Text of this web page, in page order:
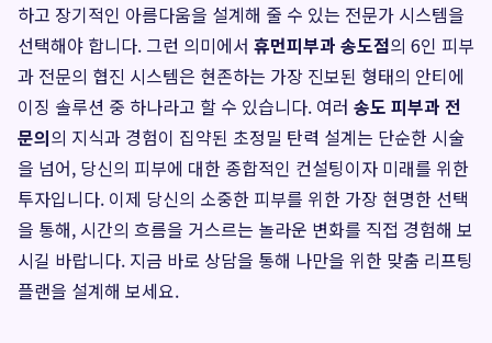
하고 장기적인 아름다움을 설계해 줄 수 있는 전문가 시스템을
선택해야 합니다. 그런 의미에서 휴먼피부과 송도점의 6인 피부
과 전문의 협진 시스템은 현존하는 가장 진보된 형태의 안티에
이징 솔루션 중 하나라고 할 수 있습니다. 여러 송도 피부과 전
문의의 지식과 경험이 집약된 초정밀 탄력 설계는 단순한 시술
을 넘어, 당신의 피부에 대한 종합적인 컨설팅이자 미래를 위한
투자입니다. 이제 당신의 소중한 피부를 위한 가장 현명한 선택
을 통해, 시간의 흐름을 거스르는 놀라운 변화를 직접 경험해 보
시길 바랍니다. 지금 바로 상담을 통해 나만을 위한 맞춤 리프팅
플랜을 설계해 보세요.